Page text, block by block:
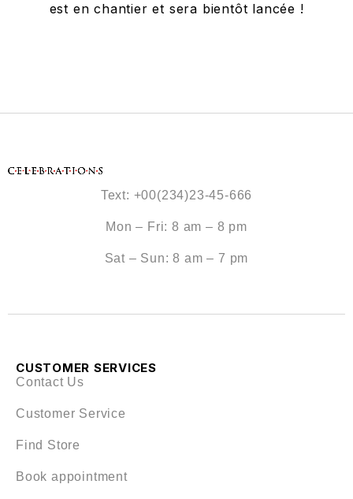
est en chantier et sera bientôt lancée !
Text: +00(234)23-45-666
Mon – Fri: 8 am – 8 pm
Sat – Sun: 8 am – 7 pm
CUSTOMER SERVICES
Contact Us
Customer Service
Find Store
Book appointment